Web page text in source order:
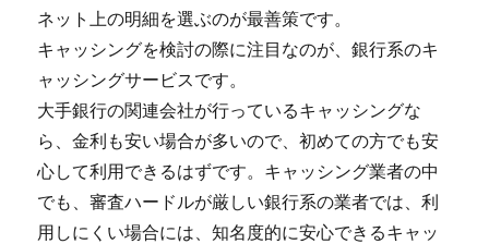
ネット上の明細を選ぶのが最善策です。
キャッシングを検討の際に注目なのが、銀行系のキ
ャッシングサービスです。
大手銀行の関連会社が行っているキャッシングな
ら、金利も安い場合が多いので、初めての方でも安
心して利用できるはずです。キャッシング業者の中
でも、審査ハードルが厳しい銀行系の業者では、利
用しにくい場合には、知名度的に安心できるキャッ